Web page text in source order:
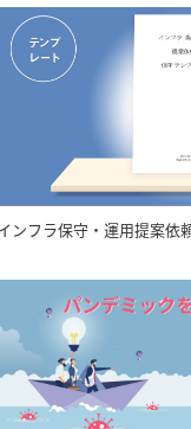
ンフラ保守・運用提案依